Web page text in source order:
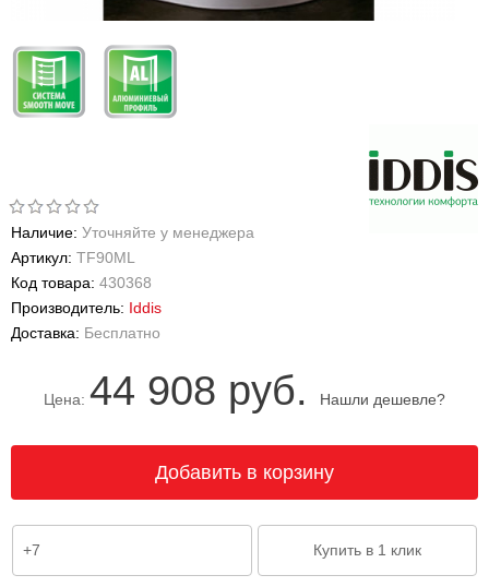
Наличие: Уточняйте у менеджера
Артикул: TF90ML
Код товара: 430368
Производитель: Iddis
Доставка: Бесплатно
Цена: 44 908 руб. Нашли дешевле?